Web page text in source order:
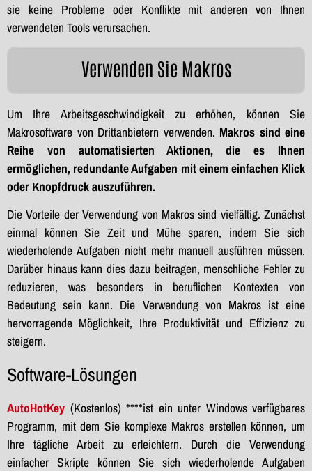
sie keine Probleme oder Konflikte mit anderen von Ihnen
verwendeten Tools verursachen.
Verwenden Sie Makros
Um Ihre Arbeitsgeschwindigkeit zu erhöhen, können Sie
Makrosoftware von Drittanbietern verwenden. Makros sind eine
Reihe von automatisierten Aktionen, die es Ihnen
ermöglichen, redundante Aufgaben mit einem einfachen Klick
oder Knopfdruck auszuführen.
Die Vorteile der Verwendung von Makros sind vielfältig. Zunächst
einmal können Sie Zeit und Mühe sparen, indem Sie sich
wiederholende Aufgaben nicht mehr manuell ausführen müssen.
Darüber hinaus kann dies dazu beitragen, menschliche Fehler zu
reduzieren, was besonders in beruflichen Kontexten von
Bedeutung sein kann. Die Verwendung von Makros ist eine
hervorragende Möglichkeit, Ihre Produktivität und Effizienz zu
steigern.
Software-Lösungen
AutoHotKey (Kostenlos) ****ist ein unter Windows verfügbares
Programm, mit dem Sie komplexe Makros erstellen können, um
Ihre tägliche Arbeit zu erleichtern. Durch die Verwendung
einfacher Skripte können Sie sich wiederholende Aufgaben